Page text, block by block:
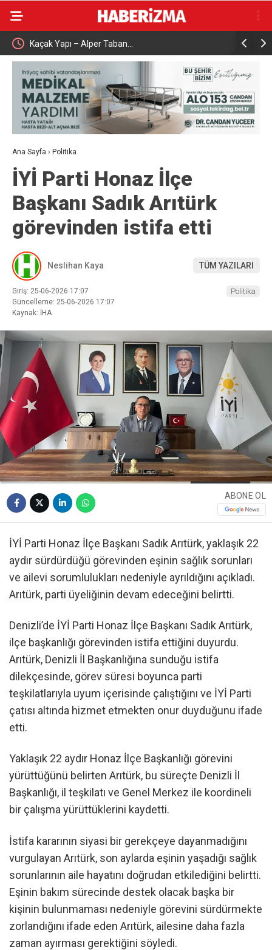
Kaçak Yapı – Alper Taban… Çalışma
Ana Sayfa › Politika
İYİ Parti Honaz İlçe
Başkanı Sadık Arıtürk
görevinden istifa etti
Neslihan Kaya TÜM YAZILARI
Giriş: 25-06-2026 17:07
Güncelleme: 25-06-2026 17:07
Kaynak: İHA
Politika
ABONE OL
İYİ Parti Honaz İlçe Başkanı Sadık Arıtürk, yaklaşık 22
aydır sürdürdüğü görevinden eşinin sağlık sorunları
ve ailevi sorumlulukları nedeniyle ayrıldığını açıkladı.
Arıtürk, parti üyeliğinin devam edeceğini belirtti.
Denizli’de İYİ Parti Honaz İlçe Başkanı Sadık Arıtürk,
ilçe başkanlığı görevinden istifa ettiğini duyurdu.
Arıtürk, Denizli İl Başkanlığına sunduğu istifa
dilekçesinde, görev süresi boyunca parti
teşkilatlarıyla uyum içerisinde çalıştığını ve İYİ Parti
çatısı altında hizmet etmekten onur duyduğunu ifade
etti.
Yaklaşık 22 aydır Honaz İlçe Başkanlığı görevini
yürüttüğünü belirten Arıtürk, bu süreçte Denizli İl
Başkanlığı, il teşkilatı ve Genel Merkez ile koordineli
bir çalışma yürüttüklerini kaydetti.
İstifa kararının siyasi bir gerekçeye dayanmadığını
vurgulayan Arıtürk, son aylarda eşinin yaşadığı sağlık
sorunlarının aile hayatını doğrudan etkilediğini belirtti.
Eşinin bakım sürecinde destek olacak başka bir
kişinin bulunmaması nedeniyle görevini sürdürmekte
zorlandığını ifade eden Arıtürk, ailesine daha fazla
zaman ayırması gerektiğini söyledi.